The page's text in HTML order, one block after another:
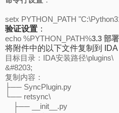
setx PYTHON_PATH
验证设置 ：
echo %PYTHON_PATH%3.3 部
将附件中的以下文件复制到 IDA
目标目录：IDA安装路径\plugins\
&#8203;
复制内容：
├── SyncPlugin.py
└── retsync\
├── __init__.py